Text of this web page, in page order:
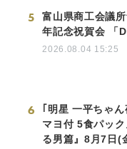
5
富山県商工会議
年記念祝賀会 「
2026.08.04 15:25
6
｢明星 一平ちゃ
マヨ付 5食パッ
る男篇』8月7日(